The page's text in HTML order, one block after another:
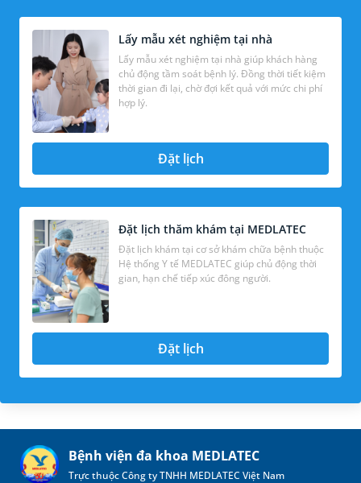
Lấy mẫu xét nghiệm tại nhà
Lấy mẫu xét nghiệm tại nhà giúp khách hàng
chủ động tầm soát bệnh lý. Đồng thời tiết kiệm
thời gian đi lại, chờ đợi kết quả với mức chi phí
hợp lý.
Đặt lịch
Đặt lịch thăm khám tại MEDLATEC
Đặt lịch khám tại cơ sở khám chữa bệnh thuộc
Hệ thống Y tế MEDLATEC giúp chủ động thời
gian, hạn chế tiếp xúc đông người.
Đặt lịch
Bệnh viện đa khoa MEDLATEC
Trực thuộc Công ty TNHH MEDLATEC Việt Nam